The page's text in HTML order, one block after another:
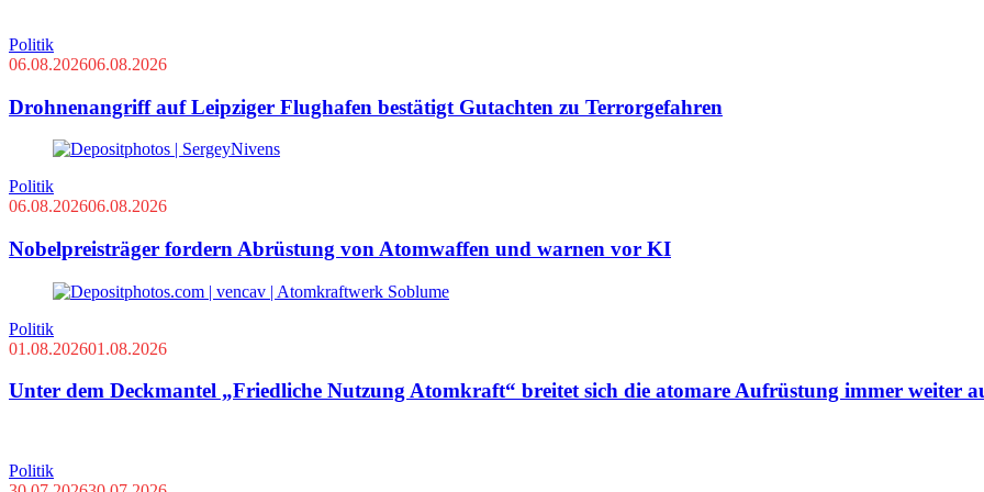
Politik
06.08.202606.08.2026
Drohnenangriff auf Leipziger Flughafen bestätigt Gutachten zu Terrorgefahren
Politik
06.08.202606.08.2026
Nobelpreisträger fordern Abrüstung von Atomwaffen und warnen vor KI
Politik
01.08.202601.08.2026
Unter dem Deckmantel „Friedliche Nutzung Atomkraft“ breitet sich die atomare Aufrüstung immer weiter
Politik